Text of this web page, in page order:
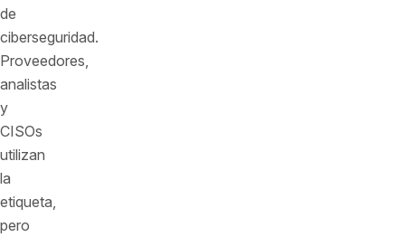
de
ciberseguridad.
Proveedores,
analistas
y
CISOs
utilizan
la
etiqueta,
pero